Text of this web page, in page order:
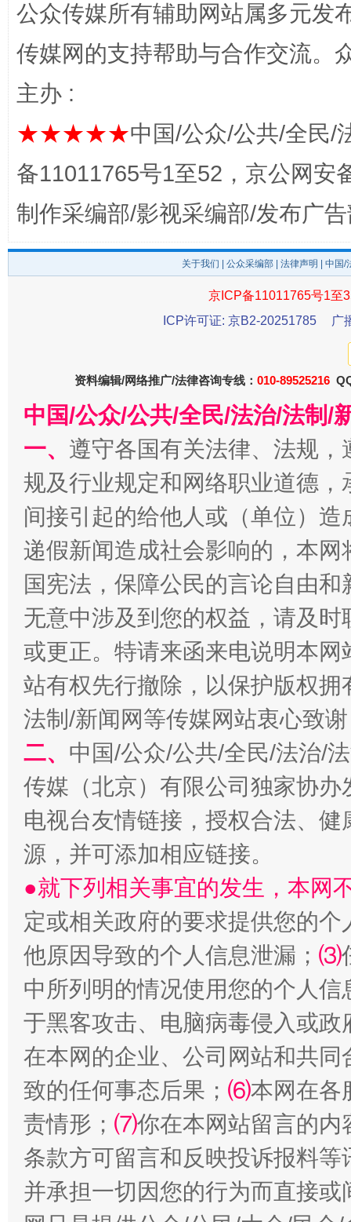
“刷贴”乱象丛生
生
"炒
解纷+调解+退费，一次搞定
站台名比不上好声名
漫山遍野的桃花与雪山、麦地、白藏房 除
招工难、用工荒背后
公众传媒所有辅助网站属多元发
传媒网的支持帮助与合作交流。
主办 :
★★★★★中国/公众/公共/全民/
备11011765号1至52，京公网安
制作采编部/影视采编部/发布广
关于我们 公众采编部 法律声明 | 中国
京ICP备11011765号1至
ICP许可证: 京B2-20251785
广
资料编辑/网络推广/法律咨询专线： 010-89525216
中国/公众/公共/全民/法治/法制/
一、 遵守各国有关法律、法规
规及行业规定和网络职业道德
间接引起的给他人或（单位）
递假新闻造成社会影响的，本
国宪法，保障公民的言论自由
无意中涉及到您的权益，请及
或更正。特请来函来电说明本
站有权先行撤除，以保护版权
法制/新闻网等传媒网站衷心致
二、 中国/公众/公共/全民/法治/
传媒（北京）有限公司独家协
电视台友情链接，授权合法、
源，并可添加相应链接。
●就下列相关事宜的发生，本网
定或相关政府的要求提供您的个
他原因导致的个人信息泄漏； ⑶
中所列明的情况使用您的个人
于黑客攻击、电脑病毒侵入或
在本网的企业、公司网站和共
致的任何事态后果； ⑹本网在各
责情形； ⑺你在本网站留言的内
条款方可留言和反映投诉报料
并承担一切因您的行为而直接